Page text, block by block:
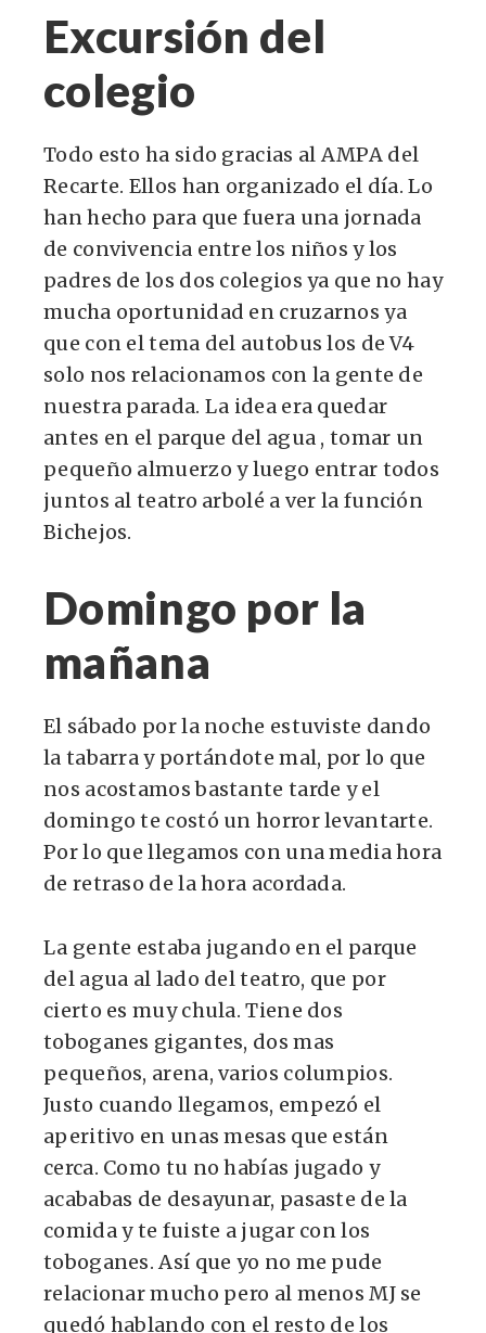
Excursión del
colegio
Todo esto ha sido gracias al AMPA del
Recarte. Ellos han organizado el día. Lo
han hecho para que fuera una jornada
de convivencia entre los niños y los
padres de los dos colegios ya que no hay
mucha oportunidad en cruzarnos ya
que con el tema del autobus los de V4
solo nos relacionamos con la gente de
nuestra parada. La idea era quedar
antes en el parque del agua , tomar un
pequeño almuerzo y luego entrar todos
juntos al teatro arbolé a ver la función
Bichejos.
Domingo por la
mañana
El sábado por la noche estuviste dando
la tabarra y portándote mal, por lo que
nos acostamos bastante tarde y el
domingo te costó un horror levantarte.
Por lo que llegamos con una media hora
de retraso de la hora acordada.
La gente estaba jugando en el parque
del agua al lado del teatro, que por
cierto es muy chula. Tiene dos
toboganes gigantes, dos mas
pequeños, arena, varios columpios.
Justo cuando llegamos, empezó el
aperitivo en unas mesas que están
cerca. Como tu no habías jugado y
acababas de desayunar, pasaste de la
comida y te fuiste a jugar con los
toboganes. Así que yo no me pude
relacionar mucho pero al menos MJ se
quedó hablando con el resto de los